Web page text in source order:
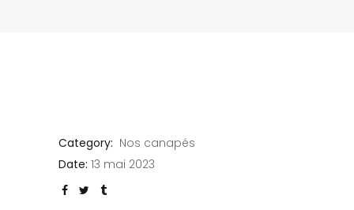
Category: Nos canapés
Date: 13 mai 2023